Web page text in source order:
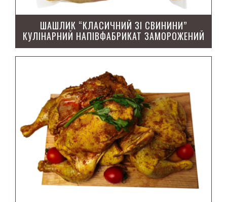
Шашлик охолоджений
Шнiцель
ШАШЛИК “КЛАСИЧНИЙ ЗІ СВИНИНИ”
КУЛІНАРНИЙ НАПІВФАБРИКАТ ЗАМОРОЖЕНИЙ